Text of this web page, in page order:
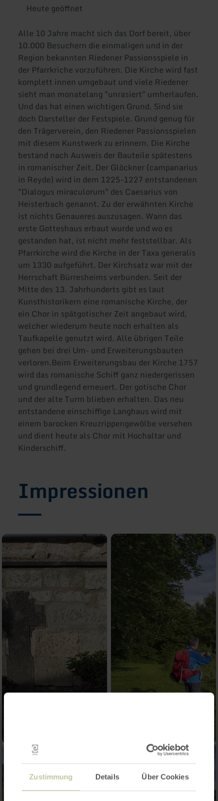
Zustimmung Details Über Cookies
Heute geöffnet
Alle 10 Jahre macht sich das Dorf bereit, über
10.000 Besuchern die einmaligen und in der
Region bekannten Riedener Passionsspiele in
der Pfarrkriche vorzuführen. Die Kirche wird fast
komplett innen umgebaut und viele Riedener
sieht man monatelang "unrasiert" umherlaufen.
Und das hat einen wichtigen Grund. Sind sie
doch Darsteller der Festspiele. Grund genug für
den Trägerverein, den Riedener Passionsspielen
mit diesem Kunstwerk zu erinnern. Die Kirche
bestand nach Ausweis der Bauteile spätestens
in romanischer Zeit. Der Glöckner (campanarius
in Reyde) wird in dem 1225-1227 entstandenen
"Dialogus miraculorum" des Caesarius von
Heisterbach genannt. Zu der erwähnten Kirche
ist nichts Genaueres auszusagen. Wann das
erste Gotteshaus erbaut wurde und wo es
gestanden hat, ist nicht mehr feststellbar. Als
Pfarrkirche wird die Kirche in der Taxa generalis
um 1330 aufgeführt. Der Kirchsatz war mit der
Herrschaft Bürresheims verbunden. Seit der
Mitte des 13. Jahrhunderts gibt es laut
Kunsthistorikern eine romanische Kirche, der
ein Chor in spätgotischer Zeit angebaut wird,
welcher wiederum heute noch erhalten als
Taufkapelle genutzt wird. Alle übrigen Teile
gehen bei drei Um- und Erweiterungsbauten
verloren.Beim Erweiterungsbau der Kirche 1757
wird das romanische Schiff ganz niedergerissen
und grundlegend erneuert. Der gotische Chor
und der alte Turm blieben erhalten. Das neu
entstandene einschiffige Langhaus wird mit
einem barocken Kreuzrippengewölbe versehen
und dient heute als Chor mit Hochaltar und
Kinderschiff.
Impressionen